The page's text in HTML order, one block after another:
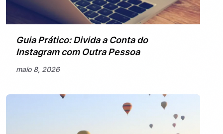
Guia Prático: Divida a Conta do
Instagram com Outra Pessoa
maio 8, 2026